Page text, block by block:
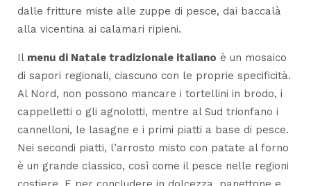
dalle fritture miste alle zuppe di pesce, dai baccalà
alla vicentina ai calamari ripieni.
Il menu di Natale tradizionale italiano è un mosaico
di sapori regionali, ciascuno con le proprie specificità.
Al Nord, non possono mancare i tortellini in brodo, i
cappelletti o gli agnolotti, mentre al Sud trionfano i
cannelloni, le lasagne e i primi piatti a base di pesce.
Nei secondi piatti, l’arrosto misto con patate al forno
è un grande classico, così come il pesce nelle regioni